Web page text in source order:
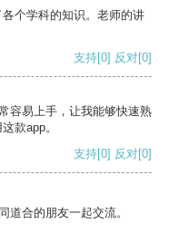
个学科的知识。老师的讲
支持[0] 反对[0]
容易上手，让我能够快速熟
款app。
支持[0] 反对[0]
道合的朋友一起交流。